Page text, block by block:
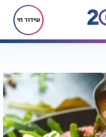
שידור חי